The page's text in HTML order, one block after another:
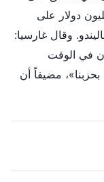
دولار على
وقال غارسيا:
في الوقت
مضيفاً أن